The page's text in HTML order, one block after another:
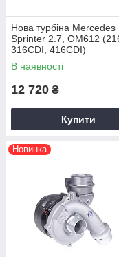
Нова турбіна Mercedes
Sprinter 2.7, OM612
316CDI, 416CDI)
A6120960399, 709838-
2000+
В наявності
12 720 ₴
Купити
Новинка